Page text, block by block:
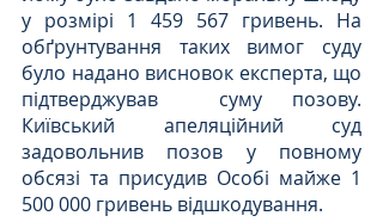
у розмірі 1 459 567 гривень. На
обґрунтування таких вимог суду
було надано висновок експерта, що
підтверджував  суму позову.
Київський апеляційний суд
задовольнив позов у повному
обсязі та присудив Особі майже 1
500 000 гривень відшкодування.